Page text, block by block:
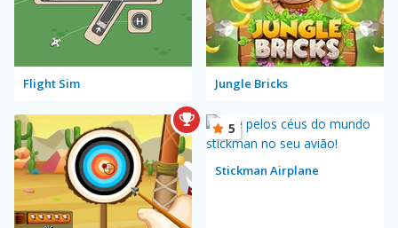
Flight Sim Jungle Bricks
Stickman Airplane
5